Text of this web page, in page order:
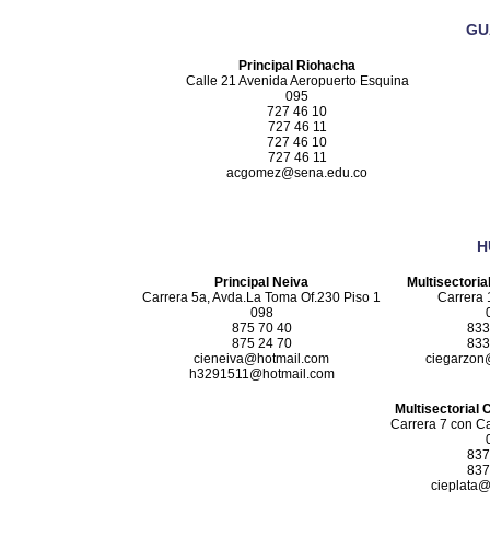
Principal Riohacha
Calle 21 Avenida Aeropuerto Esquina
095
727 46 10
727 46 11
727 46 10
727 46 11
acgomez@sena.edu.co
Principal Neiva
Carrera 5a, Avda.La Toma Of.230 Piso 1
098
875 70 40
875 24 70
cieneiva@hotmail.com
h3291511@hotmail.com
Carrera
Multisectorial
Carrera 7 con